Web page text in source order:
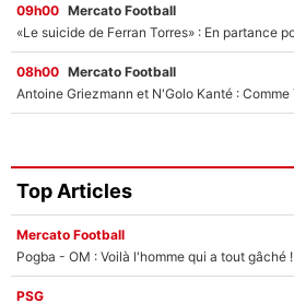
09h00 Mercato Football
08h00 Mercato Football
Top Articles
Mercato Football
Pogba - OM : Voilà l'homme qui a tout gâché !
PSG